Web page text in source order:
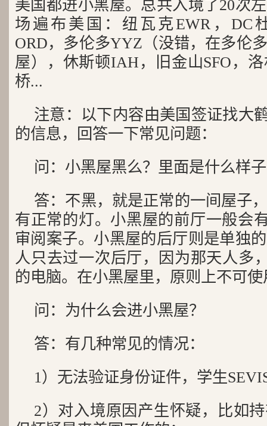
美国都进小黑屋。总共入境了20次
场遍布美国：纽瓦克EWR，DC
ORD，多伦多YYZ（没错，在多伦
屋），休斯顿IAH，旧金山SFO，
桥...
注意：以下内容由美国签证找大
的信息，回答一下常见问题：
问：小黑屋黑么？里面是什么样
答：不黑，就是正常的一间屋子
有正常的灯。小黑屋的前厅一般会
审阅案子。小黑屋的后厅则是单独
人只去过一次后厅，因为那天人多
的电脑。在小黑屋里，原则上不可
问：为什么会进小黑屋？
答：有几种常见的情况：
1）无法验证身份证件，学生
2）对入境原因产生怀疑，比如